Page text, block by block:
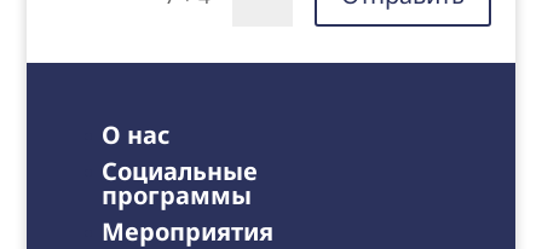
О нас
Социальные
программы
Мероприятия